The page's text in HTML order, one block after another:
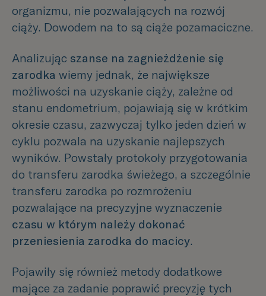
organizmu, nie pozwalających na rozwój
ciąży. Dowodem na to są ciąże pozamaciczne.
Analizując szanse na zagnieżdżenie się
zarodka wiemy jednak, że największe
możliwości na uzyskanie ciąży, zależne od
stanu endometrium, pojawiają się w krótkim
okresie czasu, zazwyczaj tylko jeden dzień w
cyklu pozwala na uzyskanie najlepszych
wyników. Powstały protokoły przygotowania
do transferu zarodka świeżego, a szczególnie
transferu zarodka po rozmrożeniu
pozwalające na precyzyjne wyznaczenie
czasu w którym należy dokonać
przeniesienia zarodka do macicy.
Pojawiły się również metody dodatkowe
mające za zadanie poprawić precyzję tych